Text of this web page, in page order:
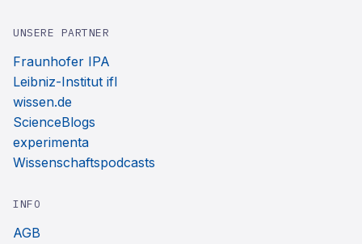
UNSERE PARTNER
Fraunhofer IPA
Leibniz-Institut ifl
wissen.de
ScienceBlogs
experimenta
Wissenschaftspodcasts
INFO
AGB